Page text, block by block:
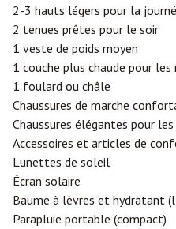
2-3 hauts légers pour la
2 tenues prêtes pour le soir
1 veste de poids moyen
1 couche plus chaude pour
1 foulard ou châle
Chaussures de marche
Chaussures élégantes pour
Accessoires et articles de
Lunettes de soleil
Écran solaire
Baume à lèvres et hydratant
Parapluie portable (compact)